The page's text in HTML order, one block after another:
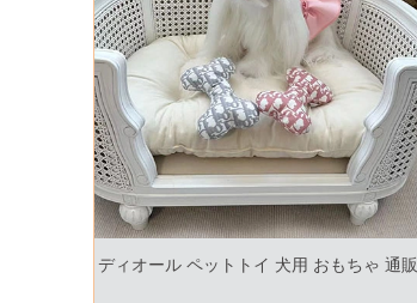
ディオール ペットトイ 犬用 おもちゃ 通販